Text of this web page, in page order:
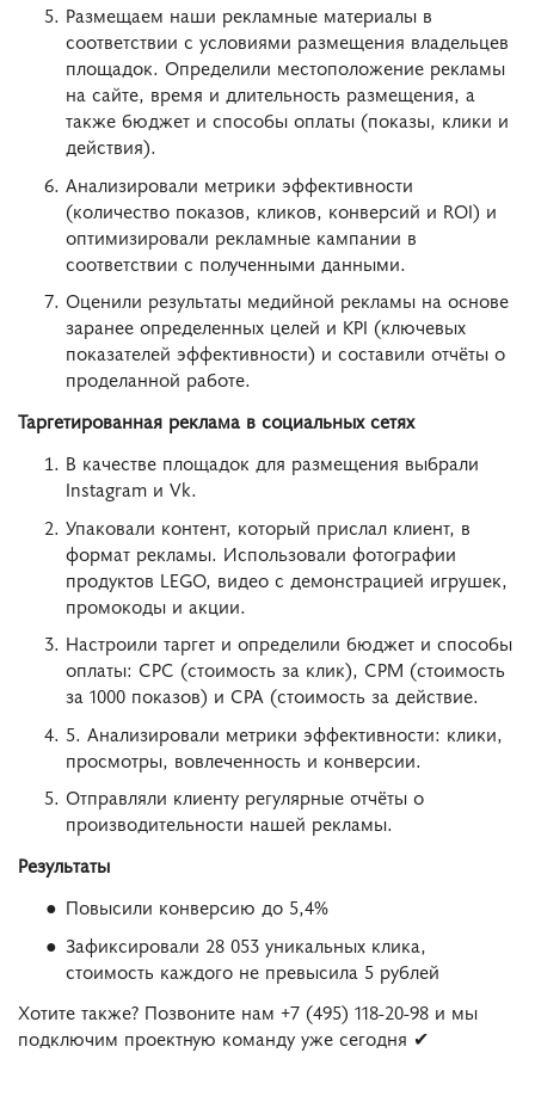
Размещаем наши рекламные материалы в
соответствии с условиями размещения владельцев
площадок. Определили местоположение рекламы
на сайте, время и длительность размещения, а
также бюджет и способы оплаты (показы, клики и
действия).
Анализировали метрики эффективности
(количество показов, кликов, конверсий и ROI) и
оптимизировали рекламные кампании в
соответствии с полученными данными.
Оценили результаты медийной рекламы на основе
заранее определенных целей и KPI (ключевых
показателей эффективности) и составили отчёты о
проделанной работе.
Таргетированная реклама в социальных сетях
В качестве площадок для размещения выбрали
Instagram и Vk.
Упаковали контент, который прислал клиент, в
формат рекламы. Использовали фотографии
продуктов LEGO, видео с демонстрацией игрушек,
промокоды и акции.
Настроили таргет и определили бюджет и способы
оплаты: CPC (стоимость за клик), CPM (стоимость
за 1000 показов) и CPA (стоимость за действие.
5. Анализировали метрики эффективности: клики,
просмотры, вовлеченность и конверсии.
Отправляли клиенту регулярные отчёты о
производительности нашей рекламы.
Результаты
Повысили конверсию до 5,4%
Зафиксировали 28 053 уникальных клика,
стоимость каждого не превысила 5 рублей
Хотите также? Позвоните нам +7 (495) 118-20-98 и мы
подключим проектную команду уже сегодня ✔